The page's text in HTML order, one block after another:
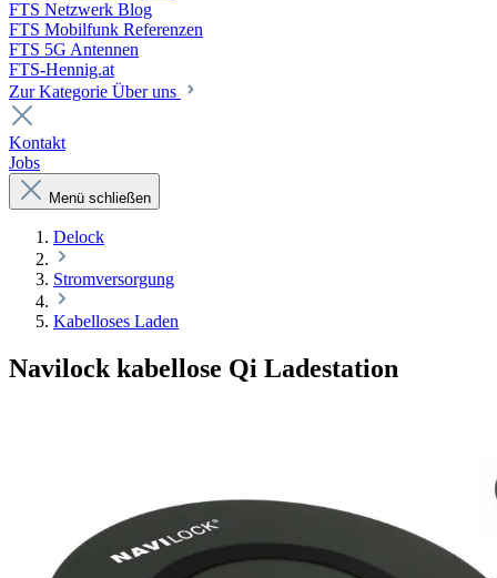
FTS Netzwerk Blog
FTS Mobilfunk Referenzen
FTS 5G Antennen
FTS-Hennig.at
Zur Kategorie Über uns
Kontakt
Jobs
Menü schließen
Delock
Stromversorgung
Kabelloses Laden
Navilock kabellose Qi Ladestation